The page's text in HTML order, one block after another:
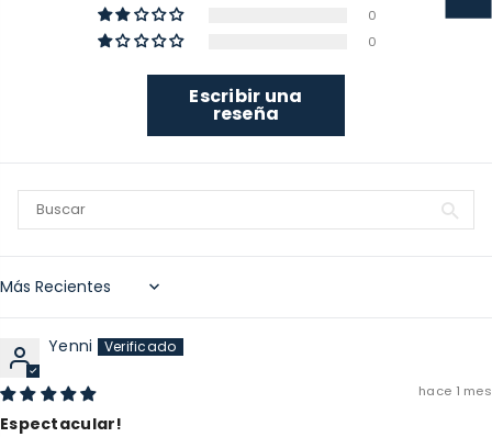
0
0
Escribir una
reseña
Sort by
Yenni
hace 1 mes
Espectacular!